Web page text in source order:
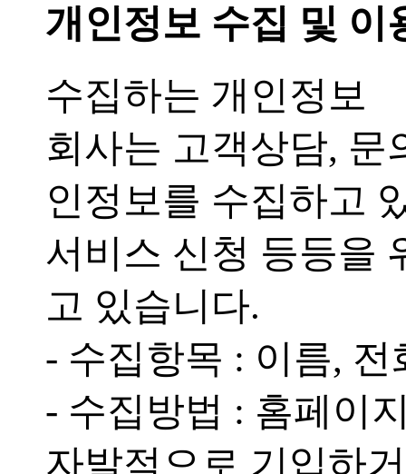
개인정보 수집 및 이
수집하는 개인정보
회사는 고객상담, 문
인정보를 수집하고
서비스 신청 등등을
고 있습니다.
- 수집항목 : 이름,
- 수집방법 : 홈페이
자발적으로 기입하